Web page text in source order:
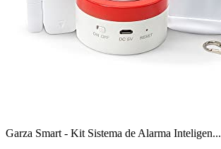
Garza Smart - Kit Sistema de Alarma Inteligen...